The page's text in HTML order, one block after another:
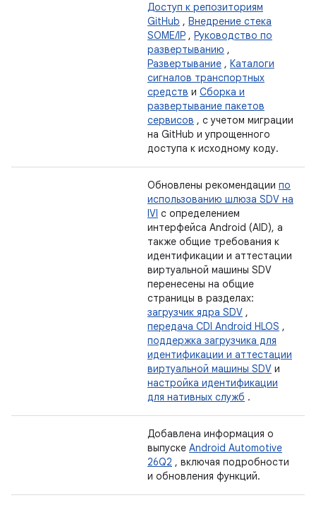
Доступ к репозиториям
GitHub , Внедрение стека
SOME/IP , Руководство по
развертыванию ,
Развертывание , Каталоги
сигналов транспортных
средств и Сборка и
развертывание пакетов
сервисов , с учетом миграции
на GitHub и упрощенного
доступа к исходному коду.
Обновлены рекомендации по
использованию шлюза SDV на
IVI с определением
интерфейса Android (AID), а
также общие требования к
идентификации и аттестации
виртуальной машины SDV
перенесены на общие
страницы в разделах:
загрузчик ядра SDV ,
передача CDI Android HLOS ,
поддержка загрузчика для
идентификации и аттестации
виртуальной машины SDV и
настройка идентификации
для нативных служб .
Добавлена ​​информация о
выпуске Android Automotive
26Q2 , включая подробности
и обновления функций.